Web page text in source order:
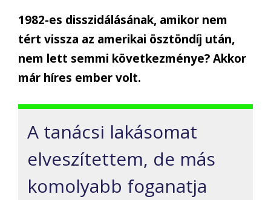
1982-es disszidálásának, amikor nem
tért vissza az amerikai ösztöndíj után,
nem lett semmi következménye? Akkor
már híres ember volt.
A tanácsi lakásomat
elveszítettem, de más
komolyabb foganatja